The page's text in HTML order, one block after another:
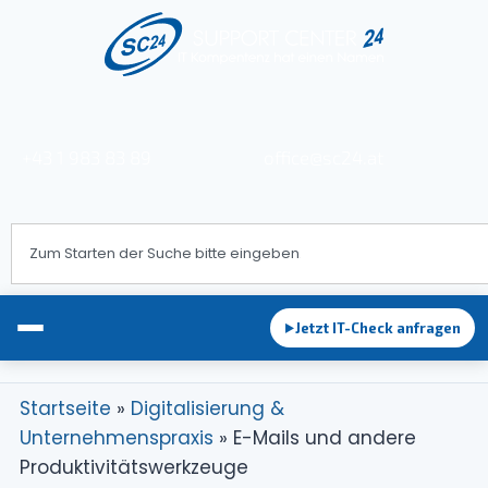
EDV-Betreuung
►Jetzt IT-Check anfragen
Startseite » Digitalisierung &
Unternehmenspraxis » E-Mails und andere
Produktivitätswerkzeuge